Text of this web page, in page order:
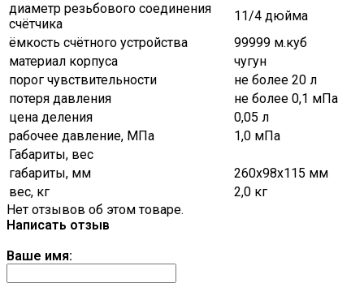
диаметр резьбового соединения
счётчика
11/4 дюйма
ёмкость счётного устройства
99999 м.куб
материал корпуса
чугун
порог чувствительности
не более 20 л
потеря давления
не более 0,1 мПа
цена деления
0,05 л
рабочее давление, МПа
1,0 мПа
Габариты, вес
габариты, мм
260х98х115 мм
вес, кг
2,0 кг
Нет отзывов об этом товаре.
Написать отзыв
Ваше имя: